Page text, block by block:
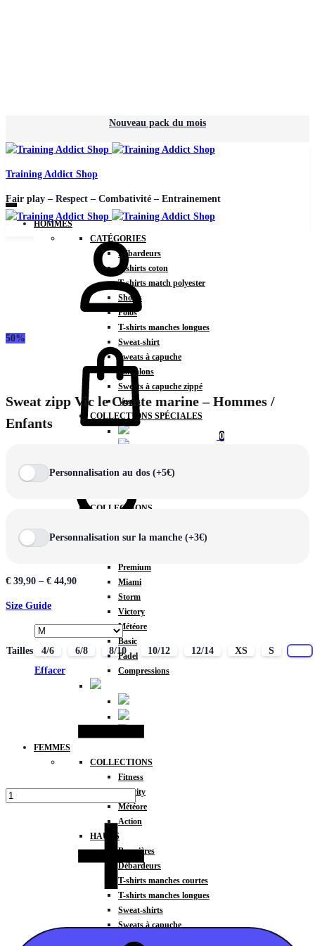
Nouveau pack du mois
Training Addict Shop
Fair play – Respect – Combativité – Entrainement
HOMMES
CATÉGORIES
Débardeurs
T-shirts coton
T-shirts match polyester
Shorts
Polos
T-shirts manches longues
Sweat-shirt
Sweats à capuche
Pantalons
Sweats à capuche zippé
Vestes
COLLECTIONS SPÉCIALES
COLLECTIONS
Rex
Premium
Miami
Storm
Victory
Météore
Basic
Padel
Compressions
FEMMES
COLLECTIONS
Fitness
Gravity
Météore
Action
HAUTS
Brassières
Débardeurs
T-shirts manches courtes
T-shirts manches longues
Sweat-shirts
Sweats à capuche
Sweats à capuche zippé
0
50%
Sweat zipp Vic le Comte marine – Hommes /
Enfants
Personnalisation au dos (+5€)
Personnalisation sur la manche (+3€)
€ 39,90 – € 44,90
Size Guide
Tailles 4/6 6/8 8/10 10/12 12/14 XS S
Effacer